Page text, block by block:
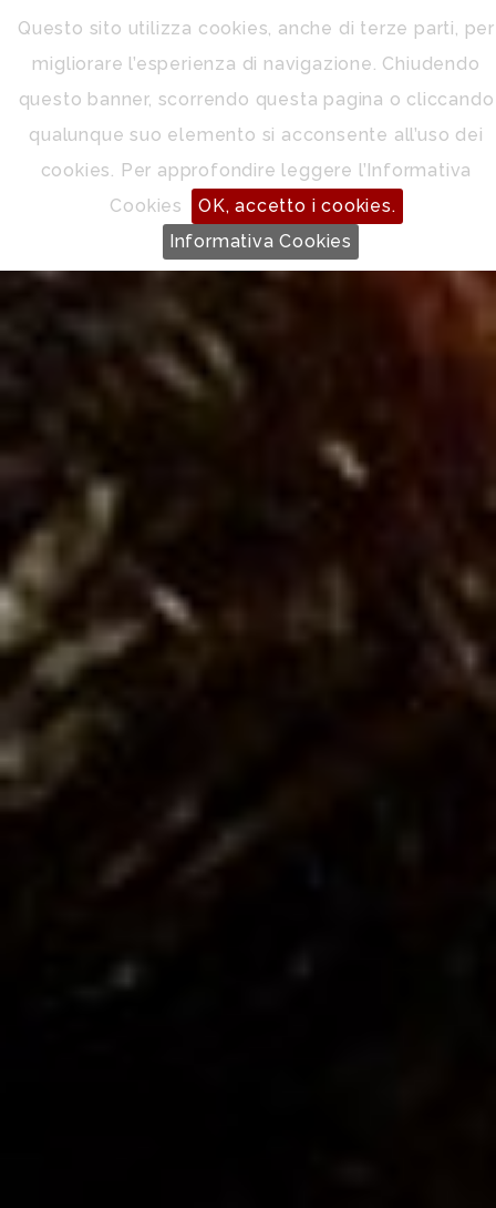
Questo sito utilizza cookies, anche di terze parti, per
migliorare l’esperienza di navigazione. Chiudendo
questo banner, scorrendo questa pagina o cliccando
qualunque suo elemento si acconsente all’uso dei
cookies. Per approfondire leggere l’Informativa
Cookies
OK, accetto i cookies.
Informativa Cookies